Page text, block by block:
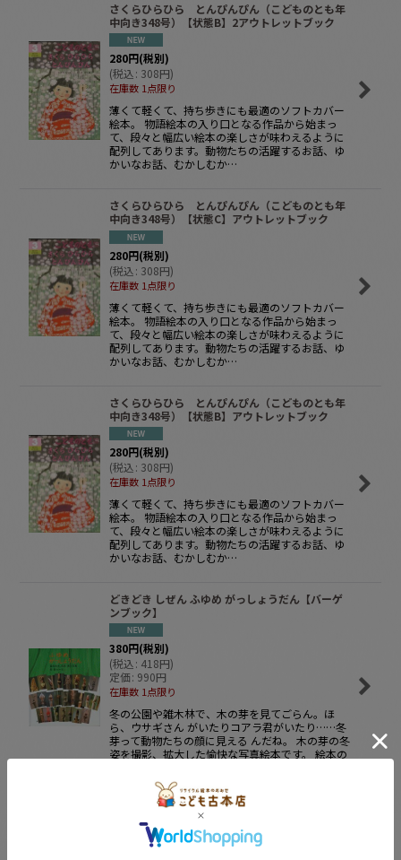
さくらひらひら とんぴんぴん（こどものとも年
中向き348号）【状態B】2アウトレットブック
280円(税別)
(税込: 308円)
在庫数 1点限り
薄くて軽くて、持ち歩きにも最適のソフトカバー
絵本。 物語絵本の入り口となる作品から始まっ
て、段々と幅広い絵本の楽しさが味わえるように
配列してあります。動物たちの活躍するお話、ゆ
かいなお話、むかしむか…
さくらひらひら とんぴんぴん（こどものとも年
中向き348号）【状態C】アウトレットブック
280円(税別)
(税込: 308円)
在庫数 1点限り
薄くて軽くて、持ち歩きにも最適のソフトカバー
絵本。 物語絵本の入り口となる作品から始まっ
て、段々と幅広い絵本の楽しさが味わえるように
配列してあります。動物たちの活躍するお話、ゆ
かいなお話、むかしむか…
さくらひらひら とんぴんぴん（こどものとも年
中向き348号）【状態B】アウトレットブック
280円(税別)
(税込: 308円)
在庫数 1点限り
薄くて軽くて、持ち歩きにも最適のソフトカバー
絵本。 物語絵本の入り口となる作品から始まっ
て、段々と幅広い絵本の楽しさが味わえるように
配列してあります。動物たちの活躍するお話、ゆ
かいなお話、むかしむか…
どきどき しぜん ふゆめ がっしょうだん【バーゲ
ンブック】
380円(税別)
(税込: 418円)
定価: 990円
在庫数 1点限り
冬の公園や雑木林で、木の芽を見てごらん。ほ
ら、ウサギさん がいたりコアラ君がいたり……冬
芽って動物たちの顔に見える んだね。 木の芽の冬
姿を撮影、拡大した愉快な写真絵本です。 絵本の
きせつの図鑑 小学館の子ども図鑑 プレNEO 楽
しく遊ぶ学ぶ 【状態C】